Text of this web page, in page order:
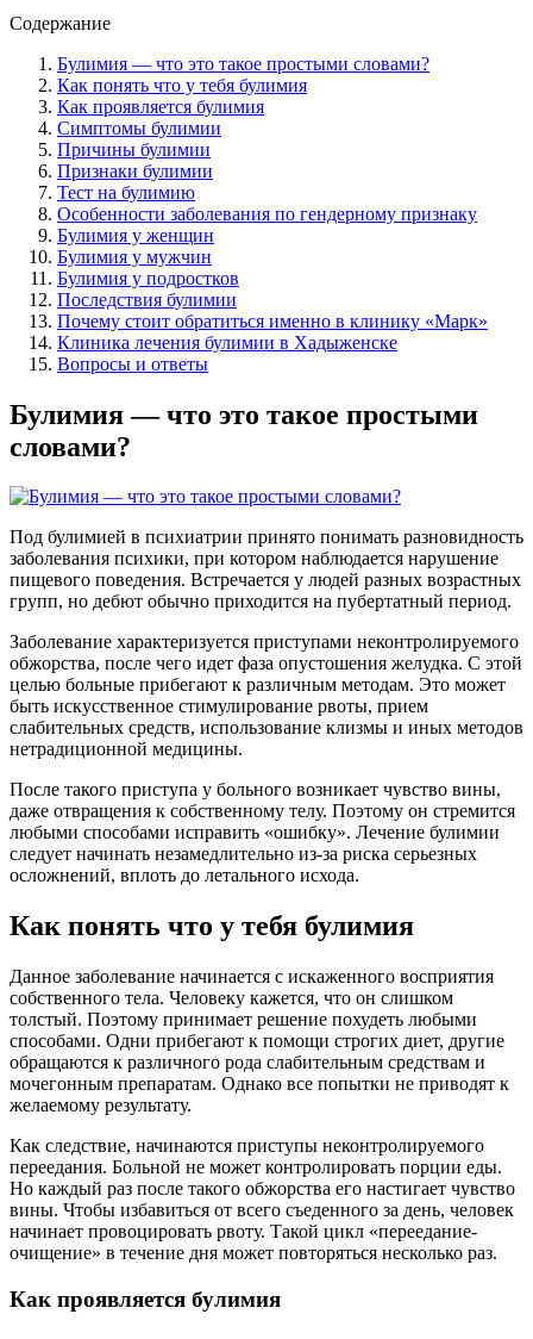
Содержание
Булимия — что это такое простыми словами?
Как понять что у тебя булимия
Как проявляется булимия
Симптомы булимии
Причины булимии
Признаки булимии
Тест на булимию
Особенности заболевания по гендерному признаку
Булимия у женщин
Булимия у мужчин
Булимия у подростков
Последствия булимии
Почему стоит обратиться именно в клинику «Марк»
Клиника лечения булимии в Хадыженске
Вопросы и ответы
Булимия — что это такое простыми
словами?
Под булимией в психиатрии принято понимать разновидность
заболевания психики, при котором наблюдается нарушение
пищевого поведения. Встречается у людей разных возрастных
групп, но дебют обычно приходится на пубертатный период.
Заболевание характеризуется приступами неконтролируемого
обжорства, после чего идет фаза опустошения желудка. С этой
целью больные прибегают к различным методам. Это может
быть искусственное стимулирование рвоты, прием
слабительных средств, использование клизмы и иных методов
нетрадиционной медицины.
После такого приступа у больного возникает чувство вины,
даже отвращения к собственному телу. Поэтому он стремится
любыми способами исправить «ошибку». Лечение булимии
следует начинать незамедлительно из-за риска серьезных
осложнений, вплоть до летального исхода.
Как понять что у тебя булимия
Данное заболевание начинается с искаженного восприятия
собственного тела. Человеку кажется, что он слишком
толстый. Поэтому принимает решение похудеть любыми
способами. Одни прибегают к помощи строгих диет, другие
обращаются к различного рода слабительным средствам и
мочегонным препаратам. Однако все попытки не приводят к
желаемому результату.
Как следствие, начинаются приступы неконтролируемого
переедания. Больной не может контролировать порции еды.
Но каждый раз после такого обжорства его настигает чувство
вины. Чтобы избавиться от всего съеденного за день, человек
начинает провоцировать рвоту. Такой цикл «переедание-
очищение» в течение дня может повторяться несколько раз.
Как проявляется булимия